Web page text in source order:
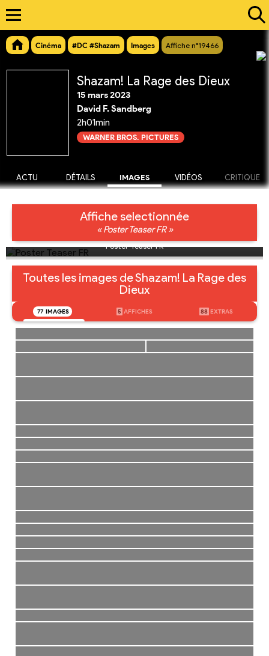
Cinéma #DC #Shazam Images Affiche n°19466
Shazam! La Rage des Dieux
15 mars 2023
David F. Sandberg
2h01min
WARNER BROS. PICTURES
ACTU DÉTAILS IMAGES VIDÉOS CRITIQUE
Affiche selectionnée
« Poster Teaser FR »
Poster Teaser FR
Toutes les images de Shazam! La Rage des
Dieux
77 IMAGES 5 AFFICHES 88 EXTRAS